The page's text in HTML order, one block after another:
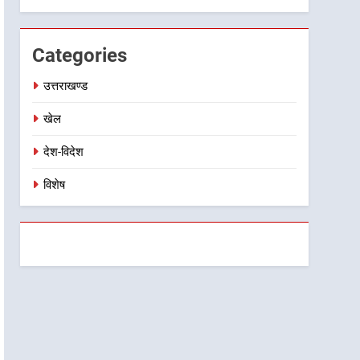
विस्तार पर हुई चर्चा
Categories
उत्तराखण्ड
खेल
देश-विदेश
विशेष